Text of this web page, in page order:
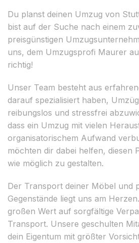
Du planst deinen Umzug von
bist auf der Suche nach einem
preisgünstigen
uns, dem Umzugsprofi Maurer
richtig!
Unser Team besteht aus
darauf spezialisiert haben,
reibungslos und stressfrei
dass ein Umzug mit vielen
organisatorischem Aufwand
möchten dir dabei helfen, diesen
wie möglich zu gestalten.
Der Transport deiner Möbel und
Gegenstände liegt uns am
großen Wert auf sorgfältige
Transport. Unsere geschulten
dein Eigentum mit größter